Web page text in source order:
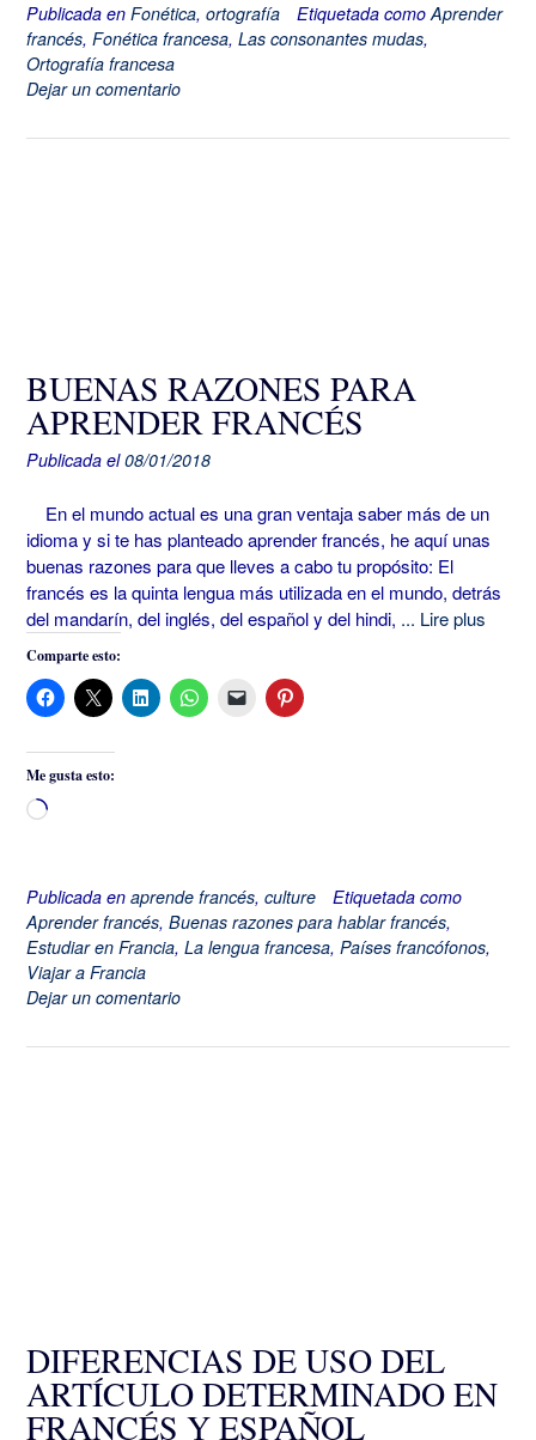
Publicada en Fonética, ortografía Etiquetada comoAprender
francés, Fonética francesa, Las consonantes mudas,
Ortografía francesa
Dejar un comentario
BUENAS RAZONES PARA
APRENDER FRANCÉS
Publicada el08/01/2018
En el mundo actual es una gran ventaja saber más de un
idioma y si te has planteado aprender francés, he aquí unas
buenas razones para que lleves a cabo tu propósito: El
francés es la quinta lengua más utilizada en el mundo, detrás
del mandarín, del inglés, del español y del hindi, ... Lire plus
Comparte esto:
Me gusta esto:
Cargando...
Publicada en aprende francés, culture
Etiquetada como
Aprender francés, Buenas razones para hablar francés,
Estudiar en Francia, La lengua francesa, Países francófonos,
Viajar a Francia
Dejar un comentario
DIFERENCIAS DE USO DEL
ARTÍCULO DETERMINADO EN
FRANCÉS Y ESPAÑOL